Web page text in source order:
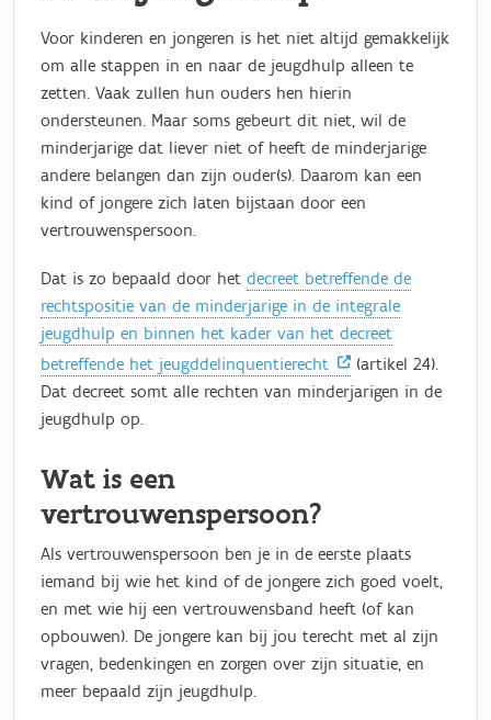
Voor kinderen en jongeren is het niet altijd gemakkelijk
om alle stappen in en naar de jeugdhulp alleen te
zetten. Vaak zullen hun ouders hen hierin
ondersteunen. Maar soms gebeurt dit niet, wil de
minderjarige dat liever niet of heeft de minderjarige
andere belangen dan zijn ouder(s). Daarom kan een
kind of jongere zich laten bijstaan door een
vertrouwenspersoon.
Dat is zo bepaald door het decreet betreffende de
rechtspositie van de minderjarige in de integrale
jeugdhulp en binnen het kader van het decreet
betreffende het jeugddelinquentierecht
(artikel 24).
Dat decreet somt alle rechten van minderjarigen in de
jeugdhulp op.
Wat is een
vertrouwenspersoon?
Als vertrouwenspersoon ben je in de eerste plaats
iemand bij wie het kind of de jongere zich goed voelt,
en met wie hij een vertrouwensband heeft (of kan
opbouwen). De jongere kan bij jou terecht met al zijn
vragen, bedenkingen en zorgen over zijn situatie, en
meer bepaald zijn jeugdhulp.